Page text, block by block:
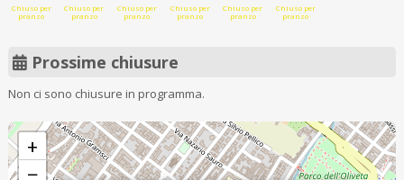
Chiuso per
pranzo
Chiuso per
pranzo
Chiuso per
pranzo
Chiuso per
pranzo
Chiuso per
pranzo
Chiuso per
pranzo
Prossime chiusure
Non ci sono chiusure in programma.
+
−